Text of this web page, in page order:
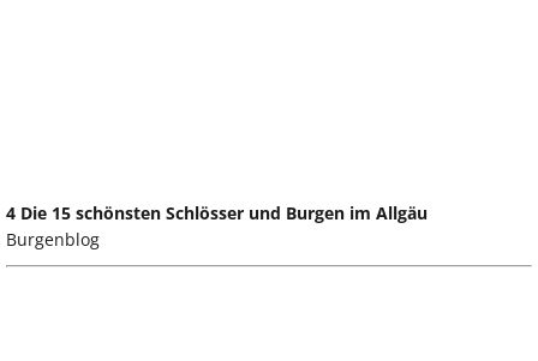
4 Die 15 schönsten Schlösser und Burgen im Allgäu
Burgenblog